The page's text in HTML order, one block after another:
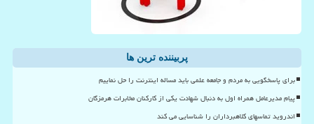
پربیننده ترین ها
برای پاسخگویی به مردم و جامعه علمی باید مساله اینترنت را حل نماییم
پیام مدیرعامل همراه اول به دنبال شهادت یکی از کارکنان مخابرات هرمزگان
اندروید تماسهای کلاهبرداران را شناسایی می کند